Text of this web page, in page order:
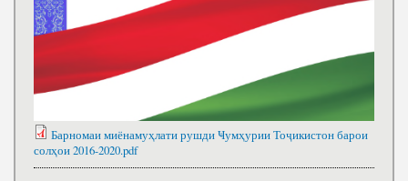
Барномаи миёнамуҳлати рушди Ҹумҳурии Тоҷикистон барои
солҳои 2016-2020.pdf